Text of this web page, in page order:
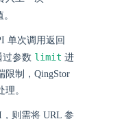
单次调用返回
过参数 limit 进
限制，QingStor
。
则需将 URL 参